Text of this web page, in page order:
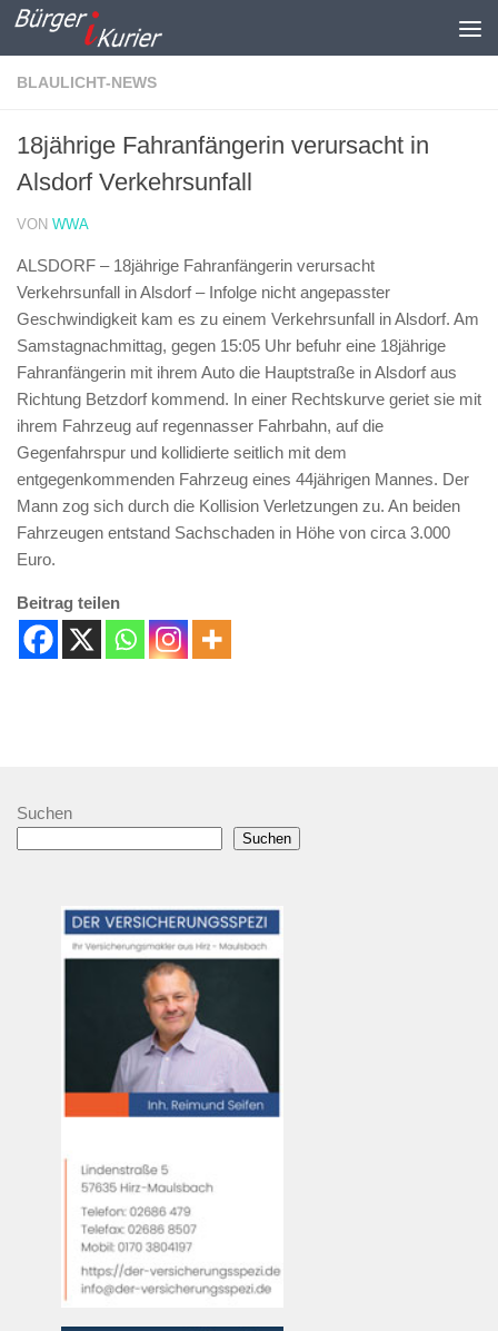
Zum Inhalt springen
BLAULICHT-NEWS
18jährige Fahranfängerin verursacht in
Alsdorf Verkehrsunfall
VON WWA
ALSDORF – 18jährige Fahranfängerin verursacht
Verkehrsunfall in Alsdorf – Infolge nicht angepasster
Geschwindigkeit kam es zu einem Verkehrsunfall in Alsdorf. Am
Samstagnachmittag, gegen 15:05 Uhr befuhr eine 18jährige
Fahranfängerin mit ihrem Auto die Hauptstraße in Alsdorf aus
Richtung Betzdorf kommend. In einer Rechtskurve geriet sie mit
ihrem Fahrzeug auf regennasser Fahrbahn, auf die
Gegenfahrspur und kollidierte seitlich mit dem
entgegenkommenden Fahrzeug eines 44jährigen Mannes. Der
Mann zog sich durch die Kollision Verletzungen zu. An beiden
Fahrzeugen entstand Sachschaden in Höhe von circa 3.000
Euro.
Beitrag teilen
Suchen
Suchen